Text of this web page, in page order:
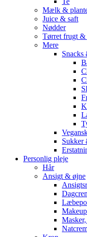
Mælk &
Juice & saft
Nødder
Tørret frugt &
Mere
Sukker
Personlig pleje
Hår
Ansigt & øjne